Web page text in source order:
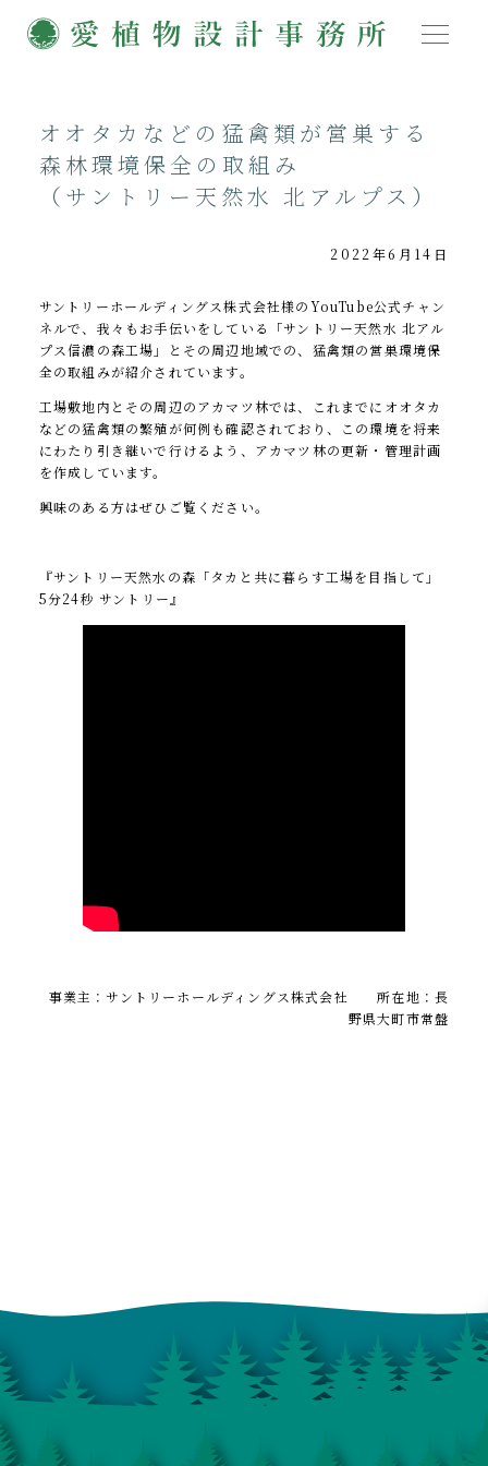
オオタカなどの猛禽類が営巣する
森林環境保全の取組み
（サントリー天然水 北アルプス）
2022年6月14日
サントリーホールディングス株式会社様のYouTube公式チャン
ネルで、我々もお手伝いをしている「サントリー天然水 北アル
プス信濃の森工場」とその周辺地域での、猛禽類の営巣環境保
全の取組みが紹介されています。
工場敷地内とその周辺のアカマツ林では、これまでにオオタカ
などの猛禽類の繁殖が何例も確認されており、この環境を将来
にわたり引き継いで行けるよう、アカマツ林の更新・管理計画
を作成しています。
興味のある方はぜひご覧ください。
『サントリー天然水の森「タカと共に暮らす工場を目指して」
5分24秒 サントリー』
事業主：サントリーホールディングス株式会社 所在地：長
野県大町市常盤